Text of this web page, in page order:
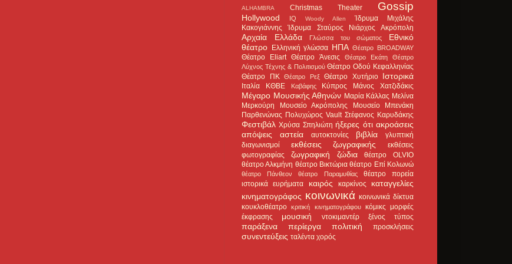
ALHAMBRA Christmas Theater Gossip
Hollywood IQ Woody Allen
Ίδρυμα Μιχάλης
Κακογιάννης
Ίδρυμα Σταύρος Νιάρχος Ακρόπολη
Αρχαία Ελλάδα Γλώσσα του σώματος
Εθνικό
θέατρο Ελληνική γλώσσα ΗΠΑ Θέατρο BROADWAY
Θέατρο Eliart Θέατρο Άνεσις Θέατρο Εκάτη
Θέατρο
Λύχνος Τέχνης & Πολιτισμού Θέατρο Οδού Κεφαλληνίας
Θέατρο ΠΚ
Θέατρο Ρεξ Θέατρο Χυτήριο Ιστορικά
Ιταλία ΚΘΒΕ Καβάφης Κύπρος Μάνος Χατζιδάκις
Μέγαρο Μουσικής Αθηνών Μαρία Κάλλας Μελίνα
Μερκούρη
Μουσείο Ακρόπολης
Μουσείο Μπενάκη
Παρθενώνας Πολυχώρος Vault Στέφανος Καρυδάκης
Φεστιβάλ Χρύσα Σπηλιώτη ήξερες ότι ακροάσεις
απόψεις
αστεία αυτοκτονίες βιβλία
γλυπτική
διαγωνισμοί
εκθέσεις ζωγραφικής
εκθέσεις
φωτογραφίας
ζωγραφική ζώδια
θέατρο OLVIO
θέατρο Αλκμήνη θέατρο Βικτώρια θέατρο Επί Κολωνώ
θέατρο Πάνθεον θέατρο Παραμυθίας
θέατρο πορεία
ιστορικά ευρήματα
καιρός καρκίνος
καταγγελίες
κινηματογράφος κοινωνικά κοινωνικά δίκτυα
κουκλοθέατρο
κριτική κινηματογράφου κόμικς μορφές
έκφρασης
μουσική ντοκιμαντέρ ξένος τύπος
παράξενα περίεργα πολιτική προσκλήσεις
συνεντεύξεις ταλέντα χορός